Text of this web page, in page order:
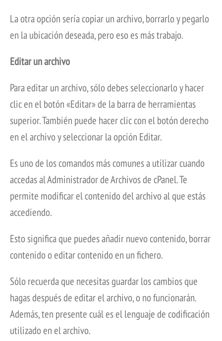
La otra opción sería copiar un archivo, borrarlo y pegarlo
en la ubicación deseada, pero eso es más trabajo.
Editar un archivo
Para editar un archivo, sólo debes seleccionarlo y hacer
clic en el botón «Editar» de la barra de herramientas
superior. También puede hacer clic con el botón derecho
en el archivo y seleccionar la opción Editar.
Es uno de los comandos más comunes a utilizar cuando
accedas al Administrador de Archivos de cPanel. Te
permite modificar el contenido del archivo al que estás
accediendo.
Esto significa que puedes añadir nuevo contenido, borrar
contenido o editar contenido en un fichero.
Sólo recuerda que necesitas guardar los cambios que
hagas después de editar el archivo, o no funcionarán.
Además, ten presente cuál es el lenguaje de codificación
utilizado en el archivo.